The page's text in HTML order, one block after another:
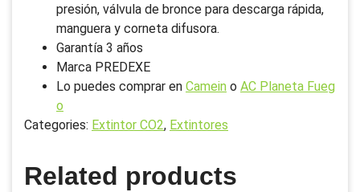
presión, válvula de bronce para descarga rápida,
manguera y corneta difusora.
Garantía 3 años
Marca PREDEXE
Lo puedes comprar en Camein o AC Planeta Fueg
o
Categories: Extintor CO2, Extintores
Related products